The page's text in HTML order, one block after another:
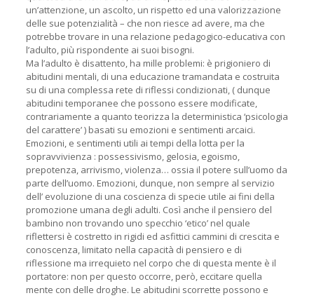
un’attenzione, un ascolto, un rispetto ed una valorizzazione
delle sue potenzialità – che non riesce ad avere, ma che
potrebbe trovare in una relazione pedagogico-educativa con
l’adulto, più rispondente ai suoi bisogni.
Ma l’adulto è disattento, ha mille problemi: è prigioniero di
abitudini mentali, di una educazione tramandata e costruita
su di una complessa rete di riflessi condizionati, ( dunque
abitudini temporanee che possono essere modificate,
contrariamente a quanto teorizza la deterministica ‘psicologia
del carattere’ ) basati su emozioni e sentimenti arcaici.
Emozioni, e sentimenti utili ai tempi della lotta per la
sopravvivienza : possessivismo, gelosia, egoismo,
prepotenza, arrivismo, violenza… ossia il potere sull’uomo da
parte dell’uomo. Emozioni, dunque, non sempre al servizio
dell’ evoluzione di una coscienza di specie utile ai fini della
promozione umana degli adulti. Così anche il pensiero del
bambino non trovando uno specchio ‘etico’ nel quale
riflettersi è costretto in rigidi ed asfittici cammini di crescita e
conoscenza, limitato nella capacità di pensiero e di
riflessione ma irrequieto nel corpo che di questa mente è il
portatore: non per questo occorre, però, eccitare quella
mente con delle droghe. Le abitudini scorrette possono e